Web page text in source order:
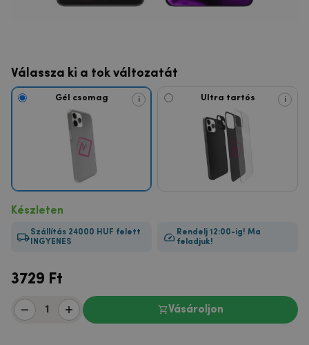
Válassza ki a tok változatát
Gél csomag i Ultra tartós i
Készleten
Szállítás 24000 HUF felett
INGYENES
Rendelj 12:00-ig! Ma
feladjuk!
3729 Ft
Vásároljon